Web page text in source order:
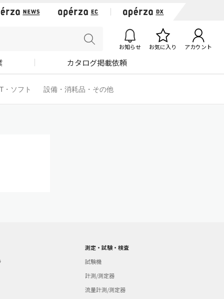
お知らせ お気に入り アカウント
カタログ掲載依頼
・ソフト 設備・消耗品・その他
測定・試験・検査
試験機
計測/測定器
流量計測/測定器